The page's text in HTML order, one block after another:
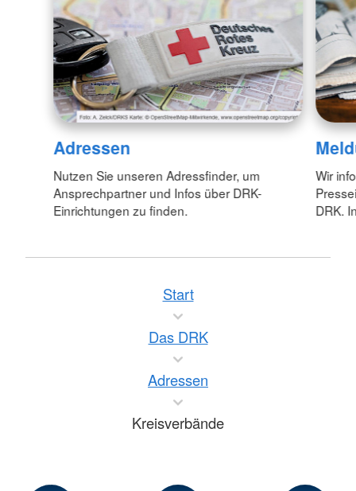
Adressen
Nutzen Sie unseren Adressfinder, um
Ansprechpartner und Infos über DRK-
Einrichtungen zu finden.
Wir
DRK.
Start
Das DRK
Adressen
Kreisverbände